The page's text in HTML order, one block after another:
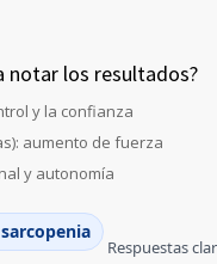
notar los resultados?
y la confianza
aumento de fuerza
y autonomía
Respuestas